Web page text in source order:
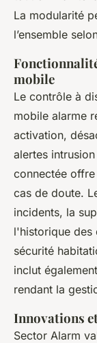
La modularité
l’ensemble
mobile
Le contrôle à
mobile alarme
activation,
alertes
connectée
cas de doute.
incidents, la
l'historique des
sécurité
inclut
rendant la
Innovations
Sector Alarm